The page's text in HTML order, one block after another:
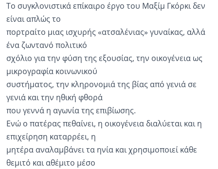
Το συγκλονιστικά επίκαιρο έργο του Μαξίμ Γκόρκι δεν
είναι απλώς το
πορτραίτο μιας ισχυρής «ατσαλένιας» γυναίκας, αλλά
ένα ζωντανό πολιτικό
σχόλιο για την φύση της εξουσίας, την οικογένεια ως
μικρογραφία κοινωνικού
συστήματος, την κληρονομιά της βίας από γενιά σε
γενιά και την ηθική φθορά
που γεννά η αγωνία της επιβίωσης.
Ενώ ο πατέρας πεθαίνει, η οικογένεια διαλύεται και η
επιχείρηση καταρρέει, η
μητέρα αναλαμβάνει τα ηνία και χρησιμοποιεί κάθε
θεμιτό και αθέμιτο μέσο